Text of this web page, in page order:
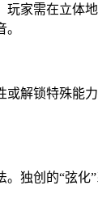
家需在立
解锁特殊能
独创的“弦